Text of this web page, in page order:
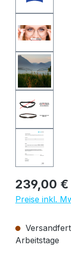
Regulärer
239,00 €
Preise inkl.
Arbeitstage